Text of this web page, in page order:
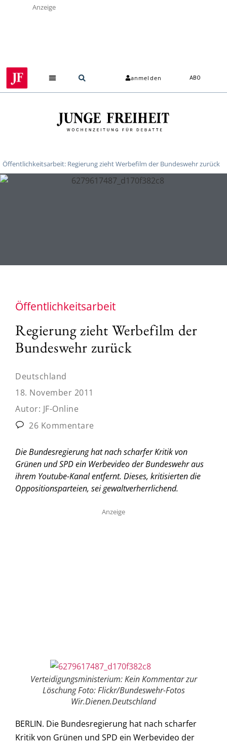
Anzeige
anmelden ABO
Öffentlichkeitsarbeit: Regierung zieht Werbefilm der Bundeswehr zurück
Öffentlichkeitsarbeit
Regierung zieht Werbefilm der
Bundeswehr zurück
Deutschland
18. November 2011
Autor: JF-Online
26 Kommentare
Die Bundesregierung hat nach scharfer Kritik von
Grünen und SPD ein Werbevideo der Bundeswehr aus
ihrem Youtube-Kanal entfernt. Dieses, kritisierten die
Oppositionsparteien, sei gewaltverherrlichend.
Anzeige
Verteidigungsministerium: Kein Kommentar zur
Löschung Foto: Flickr/Bundeswehr-Fotos
Wir.Dienen.Deutschland
BERLIN. Die Bundesregierung hat nach scharfer
Kritik von Grünen und SPD ein Werbevideo der